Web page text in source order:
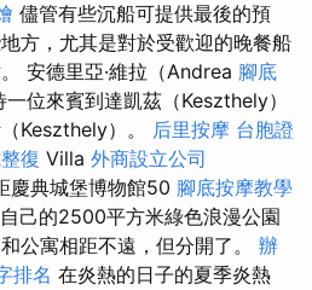
儘管有些沉船可提供最後的預
方，尤其是對於受歡迎的晚餐船
安德里亞·維拉（Andrea 腳底
位來賓到達凱茲（Keszthely）
Keszthely）。 后里按摩 台胞證
復 Villa 外商設立公司
慶典城堡博物館50 腳底按摩教學
己的2500平方米綠色浪漫公園
公寓相距不遠，但分開了。 辦
排名 在炎熱的日子的夏季炎熱